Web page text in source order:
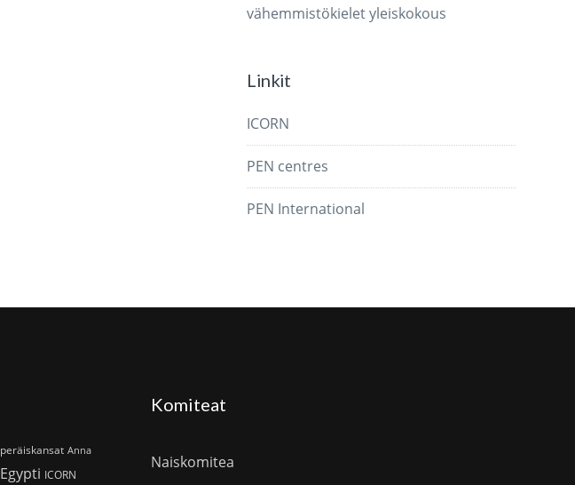
vähemmistökieletyleiskokous
Linkit
ICORN
PEN centres
PEN International
Anna
Egypti ICORN
Komiteat
Naiskomitea